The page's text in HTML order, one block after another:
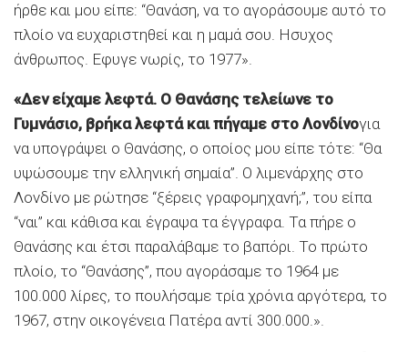
ήρθε και μου είπε: “Θανάση, να το αγοράσουμε αυτό το
πλοίο να ευχαριστηθεί και η μαμά σου. Ησυχος
άνθρωπος. Εφυγε νωρίς, το 1977».
«Δεν είχαμε λεφτά. Ο Θανάσης τελείωνε το
Γυμνάσιο, βρήκα λεφτά και πήγαμε στο Λονδίνογια
να υπογράψει ο Θανάσης, ο οποίος μου είπε τότε: “Θα
υψώσουμε την ελληνική σημαία”. Ο λιμενάρχης στο
Λονδίνο με ρώτησε “ξέρεις γραφομηχανή;”, του είπα
“ναι” και κάθισα και έγραψα τα έγγραφα. Τα πήρε ο
Θανάσης και έτσι παραλάβαμε το βαπόρι. Το πρώτο
πλοίο, το “Θανάσης”, που αγοράσαμε το 1964 με
100.000 λίρες, το πουλήσαμε τρία χρόνια αργότερα, το
1967, στην οικογένεια Πατέρα αντί 300.000.».